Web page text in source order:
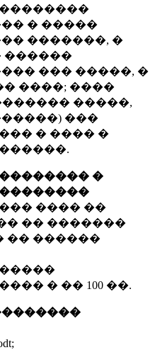
� �����
�������, �
������
��� �����, �
����; ����
�����,
���
� ���� �
�
���� ��
�� �������
�� ������
� �� 100 ��.